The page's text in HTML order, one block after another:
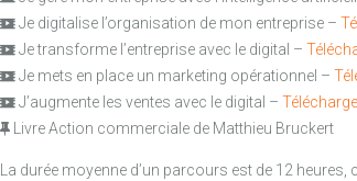
Je digitalise l’organisation de mon entreprise –
Je transforme l’entreprise avec le digital –
Je mets en place un marketing opérationnel –
J’augmente les ventes avec le digital –
Livre Action commerciale de Matthieu Bruckert
La durée moyenne d’un parcours est de 12